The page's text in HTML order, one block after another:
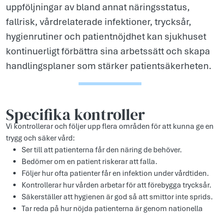
uppföljningar av bland annat näringsstatus,
fallrisk, vårdrelaterade infektioner, trycksår,
hygienrutiner och patientnöjdhet kan sjukhuset
kontinuerligt förbättra sina arbetssätt och skapa
handlingsplaner som stärker patientsäkerheten.
Specifika kontroller
Vi kontrollerar och följer upp flera områden för att kunna ge en
trygg och säker vård:
Ser till att patienterna får den näring de behöver.
Bedömer om en patient riskerar att falla.
Följer hur ofta patienter får en infektion under vårdtiden.
Kontrollerar hur vården arbetar för att förebygga trycksår.
Säkerställer att hygienen är god så att smittor inte sprids.
Tar reda på hur nöjda patienterna är genom nationella